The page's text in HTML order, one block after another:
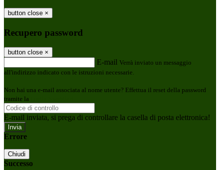
button close ×
Recupero password
button close ×
E-mail Verrà inviato un messaggio
all'indirizzo indicato con le istruzioni necessarie.
Non hai una e-mail associata al nome utente? Effettua il reset della password
tramite la
E-mail inviata, si prega di controllare la casella di posta elettronica!
Errore
Chiudi
Successo